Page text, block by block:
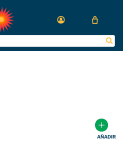
AÑADIR